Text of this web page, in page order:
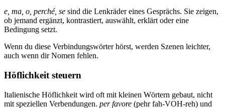
e, ma, o, perché, se sind die Lenkräder eines Gesprächs. Sie zeigen,
ob jemand ergänzt, kontrastiert, auswählt, erklärt oder eine
Bedingung setzt.
Wenn du diese Verbindungswörter hörst, werden Szenen leichter,
auch wenn dir Nomen fehlen.
Höflichkeit steuern
Italienische Höflichkeit wird oft mit kleinen Wörtern gebaut, nicht
mit speziellen Verbendungen. per favore (pehr fah-VOH-reh) und